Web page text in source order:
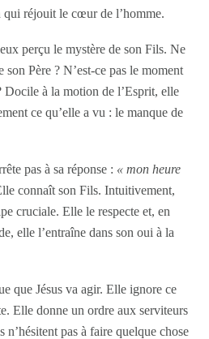
qui réjouit le cœur de l’homme.
perçu le mystère de son Fils. Ne
Père ? N’est-ce pas le moment
Docile à la motion de l’Esprit, elle
ce qu’elle a vu : le manque de
pas à sa réponse : « mon heure
connaît son Fils. Intuitivement,
cruciale. Elle le respecte et, en
elle l’entraîne dans son oui à la
que Jésus va agir. Elle ignore ce
Elle donne un ordre aux serviteurs
n’hésitent pas à faire quelque chose